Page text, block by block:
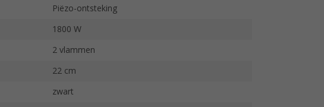
Piëzo-ontsteking
1800 W
2 vlammen
22 cm
zwart